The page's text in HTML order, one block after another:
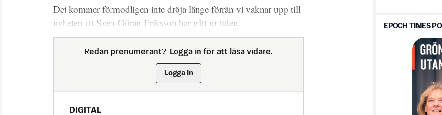
Det kommer förmodligen inte dröja länge förrän vi vaknar upp till
nyheten att Sven-Göran Eriksson har gått ur tiden.
Redan prenumerant? Logga in för att läsa vidare.
Logga in
DIGITAL
EPOCH TIMES